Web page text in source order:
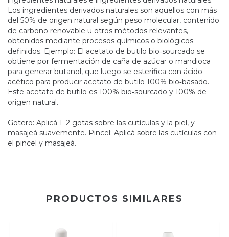
Los ingredientes derivados naturales son aquellos con más
del 50% de origen natural según peso molecular, contenido
de carbono renovable u otros métodos relevantes,
obtenidos mediante procesos químicos o biológicos
definidos. Ejemplo: El acetato de butilo bio‑sourcado se
obtiene por fermentación de caña de azúcar o mandioca
para generar butanol, que luego se esterifica con ácido
acético para producir acetato de butilo 100% bio‑basado.
Este acetato de butilo es 100% bio‑sourcado y 100% de
origen natural.
Gotero: Aplicá 1–2 gotas sobre las cutículas y la piel, y
masajeá suavemente. Pincel: Aplicá sobre las cutículas con
el pincel y masajeá.
PRODUCTOS SIMILARES